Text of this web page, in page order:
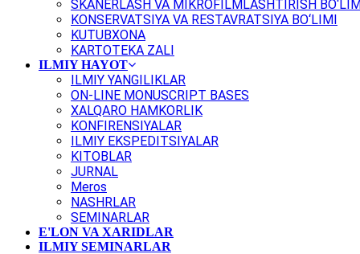
SKANERLASH VA MIKROFILMLASHTIRISH
KONSERVATSIYA VA RESTAVRATSIYA BO‘LIMI
KUTUBXONA
KARTOTEKA ZALI
ILMIY HAYOT
ILMIY YANGILIKLAR
ON-LINE MONUSCRIPT BASES
XALQARO HAMKORLIK
KONFIRENSIYALAR
ILMIY EKSPEDITSIYALAR
KITOBLAR
JURNAL
Meros
NASHRLAR
SEMINARLAR
E'LON VA XARIDLAR
ILMIY SEMINARLAR